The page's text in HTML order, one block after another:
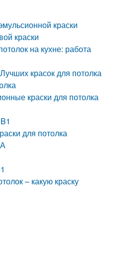
краски
краски
на кухне: работа
красок для потолка
краски для потолка
для потолка
– какую краску